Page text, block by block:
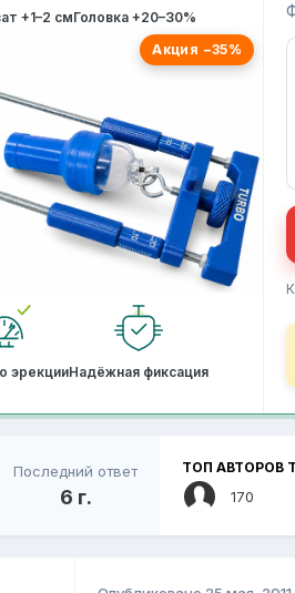
+1–2 смГоловка +20–30%
Акция −35%
эрекцииНадёжная фиксация
Последний ответ
6 г.
ТОП АВТОРОВ
170